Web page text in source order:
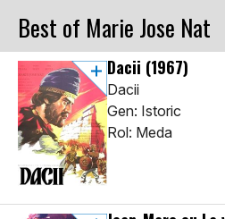
Best of Marie Jose Nat
Dacii (1967)
Dacii
Gen: Istoric
Rol: Meda